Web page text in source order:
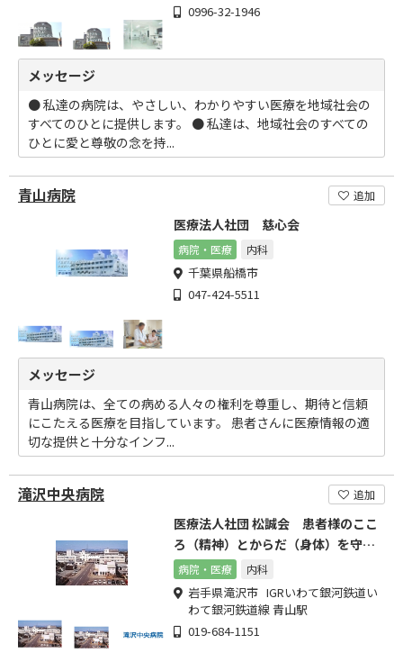
0996-32-1946
メッセージ
● 私達の病院は、やさしい、わかりやすい医療を地域社会の
すべてのひとに提供します。 ● 私達は、地域社会のすべての
ひとに愛と尊敬の念を持...
青山病院 追加
医療法人社団 慈心会
病院・医療 内科
千葉県船橋市
047-424-5511
メッセージ
青山病院は、全ての病める人々の権利を尊重し、期待と信頼
にこたえる医療を目指しています。 患者さんに医療情報の適
切な提供と十分なインフ...
滝沢中央病院 追加
医療法人社団 松誠会 患者様のここ
ろ（精神）とからだ（身体）を守る
医療と福祉を目指して。
病院・医療 内科
岩手県滝沢市 IGRいわて銀河鉄道い
わて銀河鉄道線 青山駅
019-684-1151